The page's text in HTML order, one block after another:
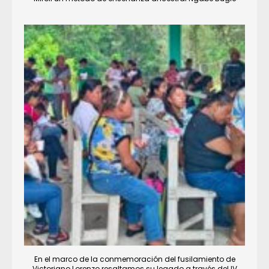
En el marco de la conmemoración del fusilamiento de